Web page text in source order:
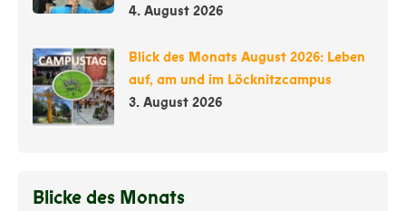
4. August 2026
Blick des Monats August 2026: Leben
auf, am und im Löcknitzcampus
3. August 2026
Blicke des Monats